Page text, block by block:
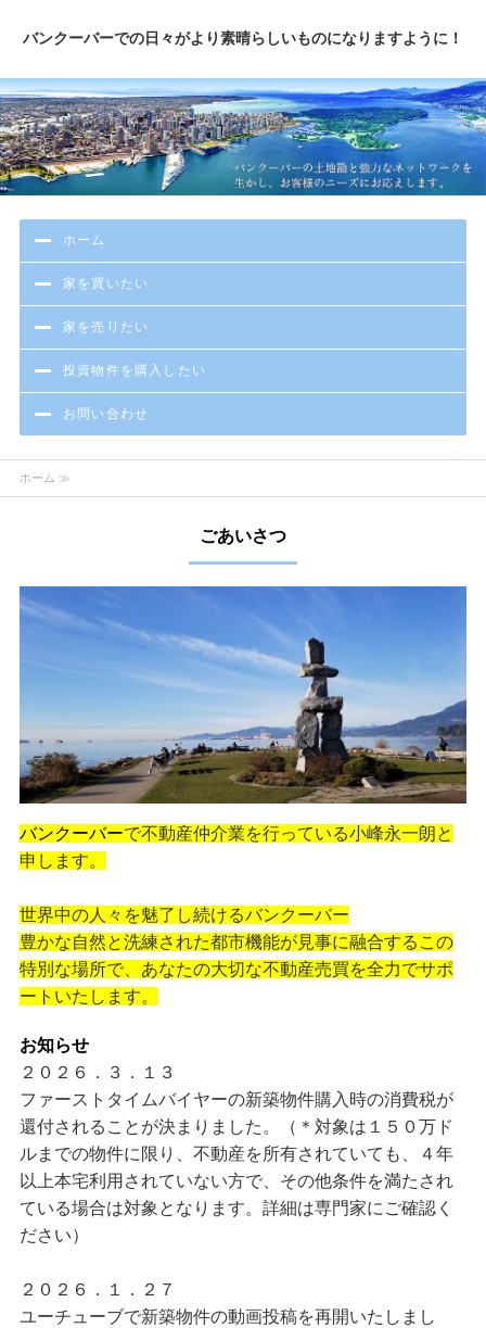
バンクーバーでの日々がより素晴らしいものになりますように！
ホーム
家を買いたい
家を売りたい
投資物件を購入したい
お問い合わせ
ホーム ≫
ごあいさつ
バンクーバーで不動産仲介業を行っている小峰永一朗と
申します。
世界中の人々を魅了し続けるバンクーバー
豊かな自然と洗練された都市機能が見事に融合するこの
特別な場所で、あなたの大切な不動産売買を全力でサポ
ートいたします。
お知らせ
２０２６．３．１３
ファーストタイムバイヤーの新築物件購入時の消費税が
還付されることが決まりました。（＊対象は１５０万ド
ルまでの物件に限り、不動産を所有されていても、４年
以上本宅利用されていない方で、その他条件を満たされ
ている場合は対象となります。詳細は専門家にご確認く
ださい）
２０２６．１．２７
ユーチューブで新築物件の動画投稿を再開いたしまし